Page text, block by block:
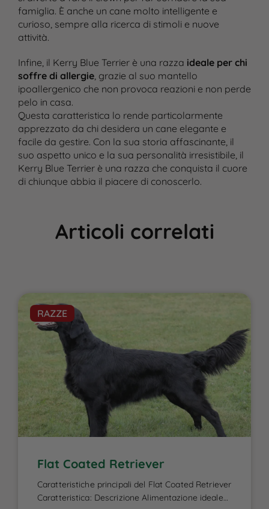
famiglia. È anche un cane molto intelligente e
curioso, sempre alla ricerca di stimoli e nuove
attività.
Infine, il Kerry Blue Terrier è una razza ideale per chi
soffre di allergie, grazie al suo mantello
ipoallergenico che non provoca reazioni e non perde
pelo in casa.
Questa caratteristica lo rende particolarmente
apprezzato da chi desidera un cane elegante e
facile da gestire. Con la sua storia affascinante, il
suo aspetto unico e la sua personalità irresistibile, il
Kerry Blue Terrier è una razza che conquista il cuore
di chiunque abbia il piacere di conoscerlo.
Articoli correlati
RAZZE
Flat Coated Retriever
Caratteristiche principali del Flat Coated Retriever
Caratteristica: Descrizione Alimentazione ideale